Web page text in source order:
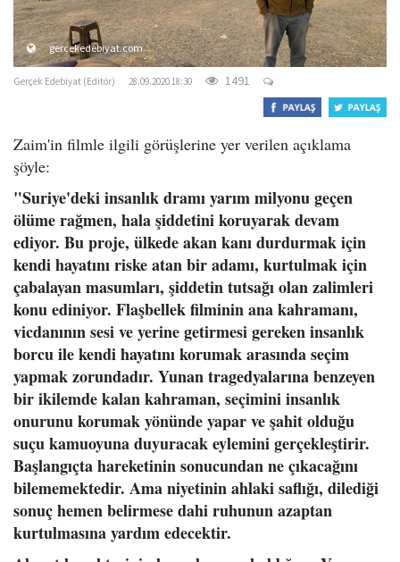
gercekedebiyat.com
Gerçek Edebiyat (Editör) 28.09.2020 18:30 1491
Zaim'in filmle ilgili görüşlerine yer verilen açıklama
şöyle:
"Suriye'deki insanlık dramı yarım milyonu geçen
ölüme rağmen, hala şiddetini koruyarak devam
ediyor. Bu proje, ülkede akan kanı durdurmak için
kendi hayatını riske atan bir adamı, kurtulmak için
çabalayan masumları, şiddetin tutsağı olan zalimleri
konu ediniyor. Flaşbellek filminin ana kahramanı,
vicdanının sesi ve yerine getirmesi gereken insanlık
borcu ile kendi hayatını korumak arasında seçim
yapmak zorundadır. Yunan tragedyalarına benzeyen
bir ikilemde kalan kahraman, seçimini insanlık
onurunu korumak yönünde yapar ve şahit olduğu
suçu kamuoyuna duyuracak eylemini gerçekleştirir.
Başlangıçta hareketinin sonucundan ne çıkacağını
bilememektedir. Ama niyetinin ahlaki saflığı, dilediği
sonuç hemen belirmese dahi ruhunun azaptan
kurtulmasına yardım edecektir.